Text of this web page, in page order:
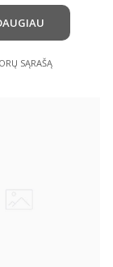
SĄRAŠĄ